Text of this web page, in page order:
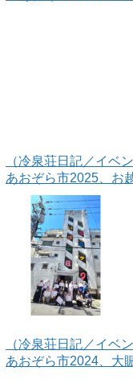
（冷泉荘日記／イベ
あおぞら市2025、お
ざいました！
（冷泉荘日記／イベ
あおぞら市2024、大